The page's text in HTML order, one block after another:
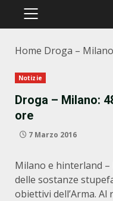
PRIMÄRES
Home Droga –
Notizie
Droga – Milano:
ore
7 Marzo 2016
Milano e hinterland
delle sostanze
obiettivi dell’Arma.